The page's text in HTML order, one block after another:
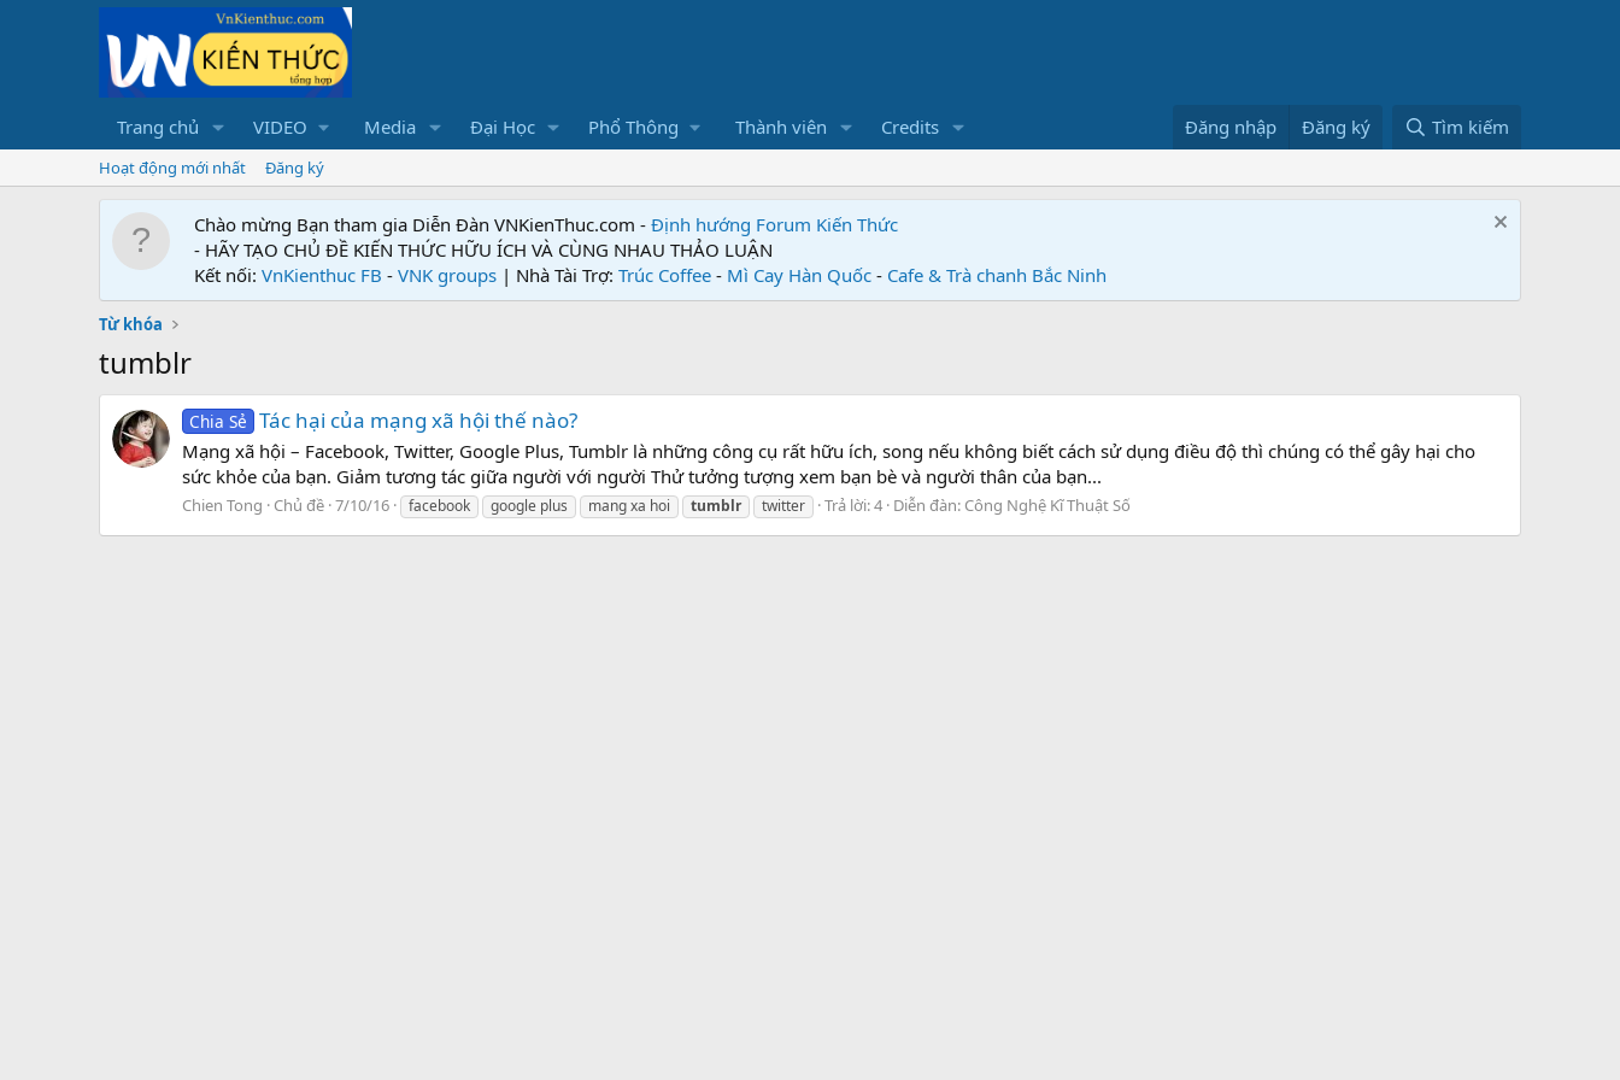
Trang chủ VIDEO Media Đại Học Phổ Thông Thành viên Credits Đăng nhập Đăng ký Tìm kiếm
Hoạt động mới nhất Đăng ký
Chào mừng Bạn tham gia Diễn Đàn VNKienThuc.com - Định hướng Forum Kiến Thức
- HÃY TẠO CHỦ ĐỀ KIẾN THỨC HỮU ÍCH VÀ CÙNG NHAU THẢO LUẬN
Kết nối: VnKienthuc FB - VNK groups | Nhà Tài Trợ: Trúc Coffee - Mì Cay Hàn Quốc - Cafe & Trà chanh Bắc Ninh
Từ khóa
tumblr
Chia Sẻ Tác hại của mạng xã hội thế nào?
Mạng xã hội – Facebook, Twitter, Google Plus, Tumblr là những công cụ rất hữu ích, song nếu không biết cách sử dụng điều độ thì chúng có thể gây hại cho
sức khỏe của bạn. Giảm tương tác giữa người với người Thử tưởng tượng xem bạn bè và người thân của bạn...
Chien Tong Chủ đề 7/10/16 facebook google plus mang xa hoi tumblr twitter Trả lời: 4 Diễn đàn: Công Nghệ Kĩ Thuật Số